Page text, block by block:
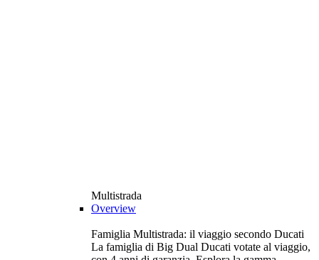
Multistrada
Overview
Famiglia Multistrada: il viaggio secondo Ducati
La famiglia di Big Dual Ducati votate al viaggio,